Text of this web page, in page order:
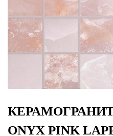
КЕРАМОГРАНИТ
ONYX PINK